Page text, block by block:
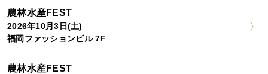
農林水産FEST
2026年10月3日(土)
福岡ファッションビル 7F
農林水産FEST